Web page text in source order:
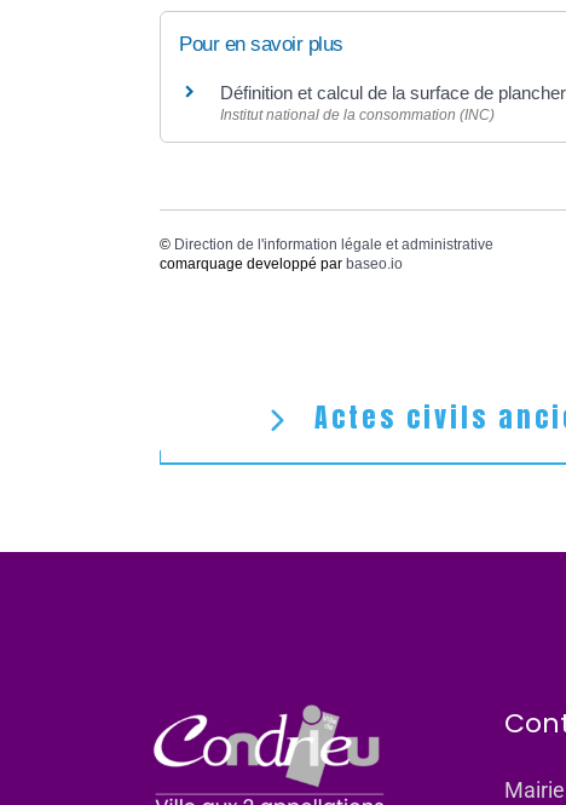
Pour en savoir plus
Définition et calcul de la surface de plancher
Institut national de la consommation (INC)
© Direction de l'information légale et administrative
comarquage developpé par baseo.io
Actes civils